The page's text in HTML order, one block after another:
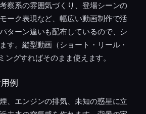
察系の雰囲気づくり、登場シーンの
ーク表現など、幅広い動画制作で活
ターン違いも配布しているので、シ
す。縦型動画（ショート・リール・
ングすればそのまま使えます。
例
、エンジンの排気、未知の惑星に立